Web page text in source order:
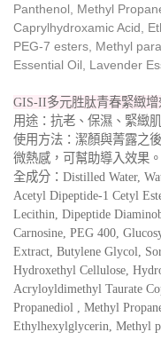
Panthenol, Methyl
Caprylhydroxamic Acid,
PEG-7 esters, Methyl
Essential Oil, Lavender
GIS-II多元胜肽青春緊緻增
用途：抗老、保濕、緊緻
使用方法： 潔顏與菁露之
微熱感，可幫助導入效果。
全成分：Distilled Water,
Acetyl Dipeptide-1 Cetyl
Lecithin, Dipeptide
Carnosine, PEG 400,
Extract, Butylene Glycol,
Hydroxethyl Cellulose,
Acryloyldimethyl Taurate
Propanediol , Methyl
Ethylhexylglycerin, Methyl